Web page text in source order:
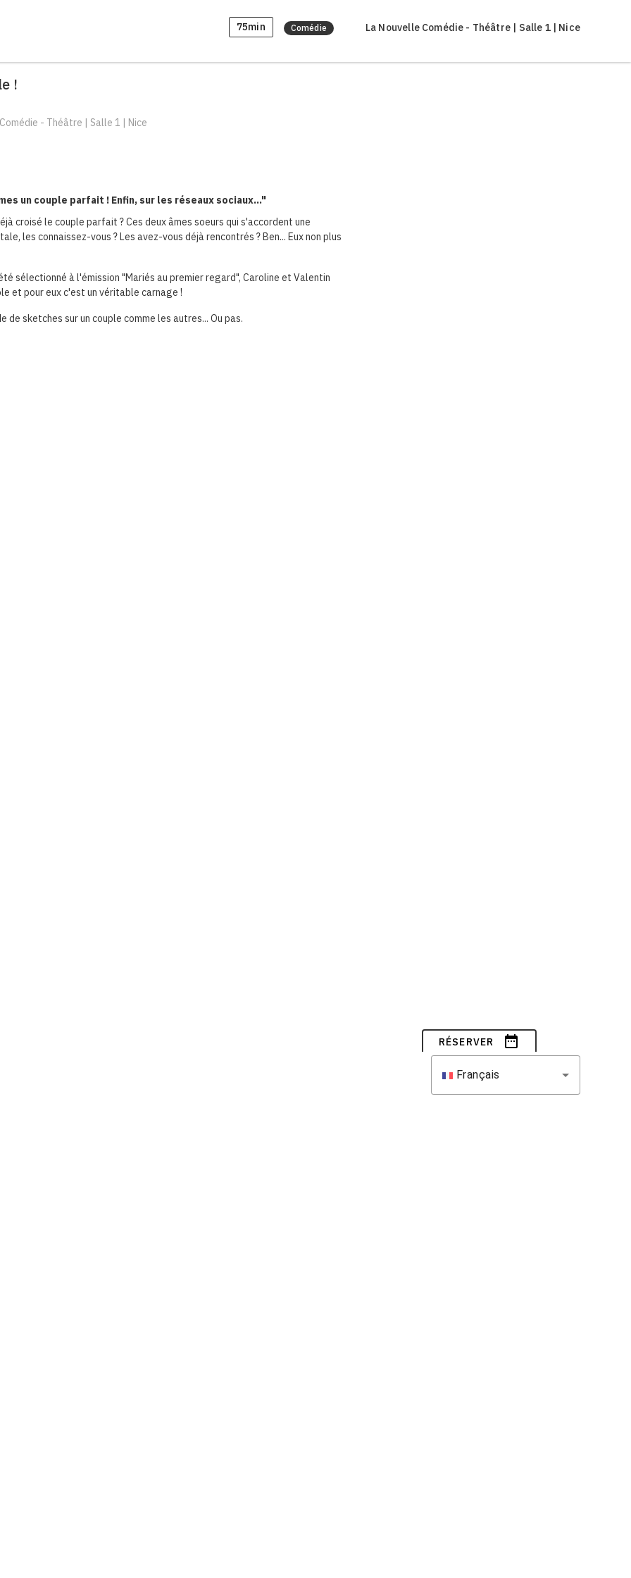
75min Comédie La Nouvelle Comédie - Théâtre | Salle 1 | Nice
!
- Théâtre | Salle 1 | Nice
un couple parfait ! Enfin, sur les réseaux sociaux..."
croisé le couple parfait ? Ces deux âmes soeurs qui s'accordent une
les connaissez-vous ? Les avez-vous déjà rencontrés ? Ben... Eux non plus
sélectionné à l'émission "Mariés au premier regard", Caroline et Valentin
et pour eux c'est un véritable carnage !
de sketches sur un couple comme les autres... Ou pas.
RÉSERVER date_range
Français